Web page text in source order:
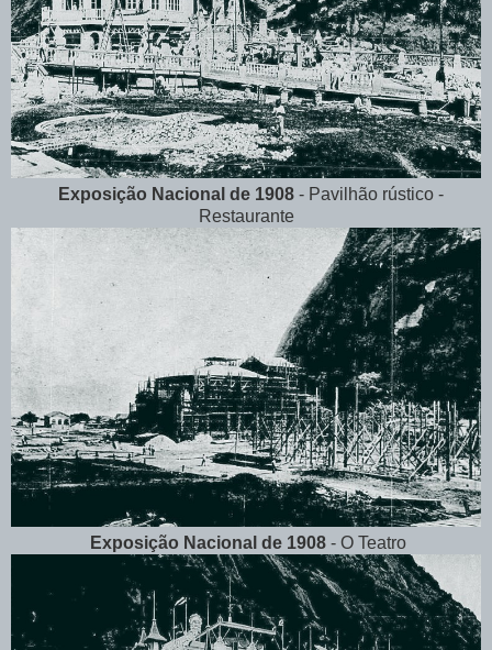
Exposição Nacional de 1908 - Pavilhão rústico -
Restaurante
Exposição Nacional de 1908 - O Teatro